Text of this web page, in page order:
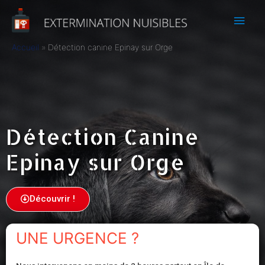
Accueil Détection canine Epinay sur Orge
Détection Canine
Epinay sur Orge
Découvrir !
UNE URGENCE ?